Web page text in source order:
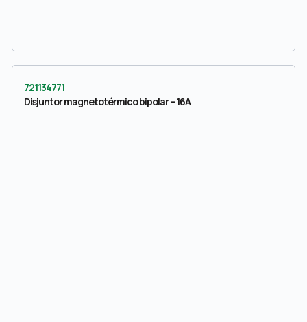
721134771
Disjuntor magnetotérmico bipolar – 16A